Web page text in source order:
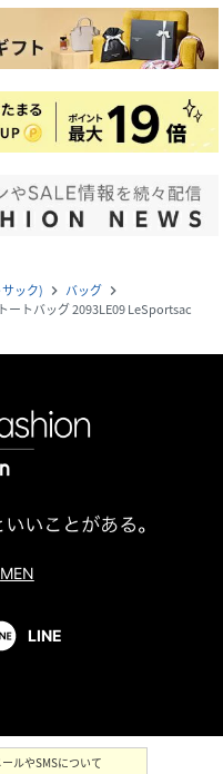
ック) navigate_next バッグ navigate_next
ートバッグ 2093LE09 LeSportsac
MEN
LINE
ルやSMSについて